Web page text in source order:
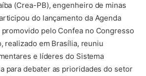
(Crea-PB), engenheiro de minas
do lançamento da Agenda
pelo Confea no Congresso
realizado em Brasília, reuniu
e líderes do Sistema
para debater as prioridades do setor